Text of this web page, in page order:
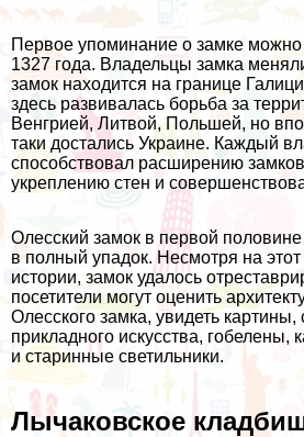
Первое упоминание о замке можно
1327 года. Владельцы замка
замок находится на границе
здесь развивалась борьба за
Венгрией, Литвой, Польшей, но
таки достались Украине. Каждый
способствовал расширению
укреплению стен и
Олесский замок в первой
в полный упадок. Несмотря на
истории, замок удалось
посетители могут оценить
Олесского замка, увидеть
прикладного искусства, гобелены,
и старинные светильники.
Лычаковское